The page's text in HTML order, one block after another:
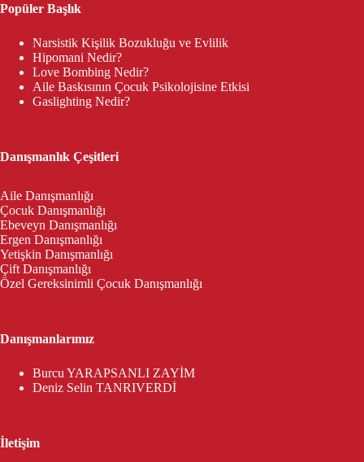
Popüler Başlık
Narsistik Kişilik Bozukluğu ve Evlilik
Hipomani Nedir?
Love Bombing Nedir?
Aile Baskısının Çocuk Psikolojisine Etkisi
Gaslighting Nedir?
Danışmanlık Çeşitleri
Aile Danışmanlığı
Çocuk Danışmanlığı
Ebeveyn Danışmanlığı
Ergen Danışmanlığı
Yetişkin Danışmanlığı
Çift Danışmanlığı
Özel Gereksinimli Çocuk Danışmanlığı
Danışmanlarımız
Burcu YARAPSANLI ZAYİM
Deniz Selin TANRIVERDİ
İletişim